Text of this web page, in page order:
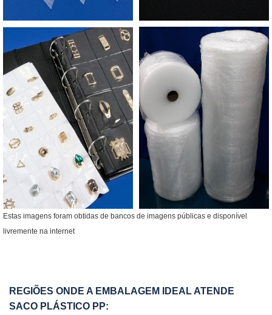
Estas imagens foram obtidas de bancos de imagens públicas e disponível
livremente na internet
REGIÕES ONDE A EMBALAGEM IDEAL ATENDE
SACO PLÁSTICO PP: